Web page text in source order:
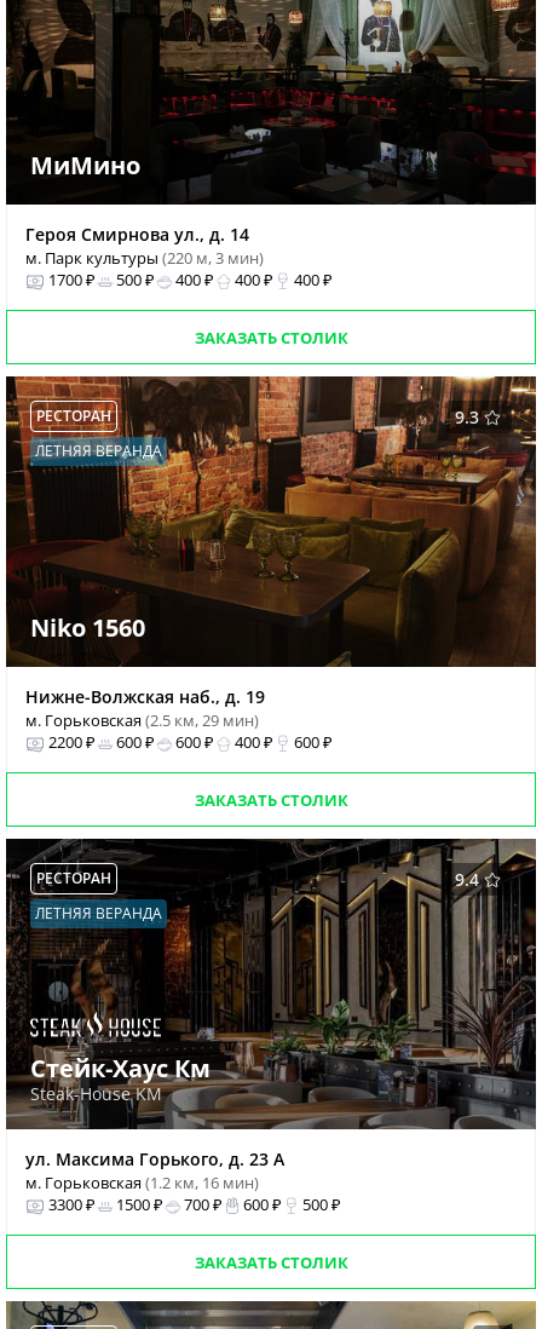
МиМино
Героя Смирнова ул., д. 14
м. Парк культуры (220 м, 3 мин)
1700 ₽
500 ₽ 400 ₽ 400 ₽ 400 ₽
ЗАКАЗАТЬ СТОЛИК
9.3
РЕСТОРАН
ЛЕТНЯЯ ВЕРАНДА
Niko 1560
Нижне-Волжская наб., д. 19
м. Горьковская(2.5 км, 29 мин)
2200 ₽
600 ₽ 600 ₽ 400 ₽ 600 ₽
ЗАКАЗАТЬ СТОЛИК
9.4
РЕСТОРАН
ЛЕТНЯЯ ВЕРАНДА
Стейк-Хаус Км
Steak-House KM
ул. Максима Горького, д. 23 А
м. Горьковская(1.2 км, 16 мин)
3300 ₽
1500 ₽ 700 ₽ 600 ₽ 500 ₽
ЗАКАЗАТЬ СТОЛИК